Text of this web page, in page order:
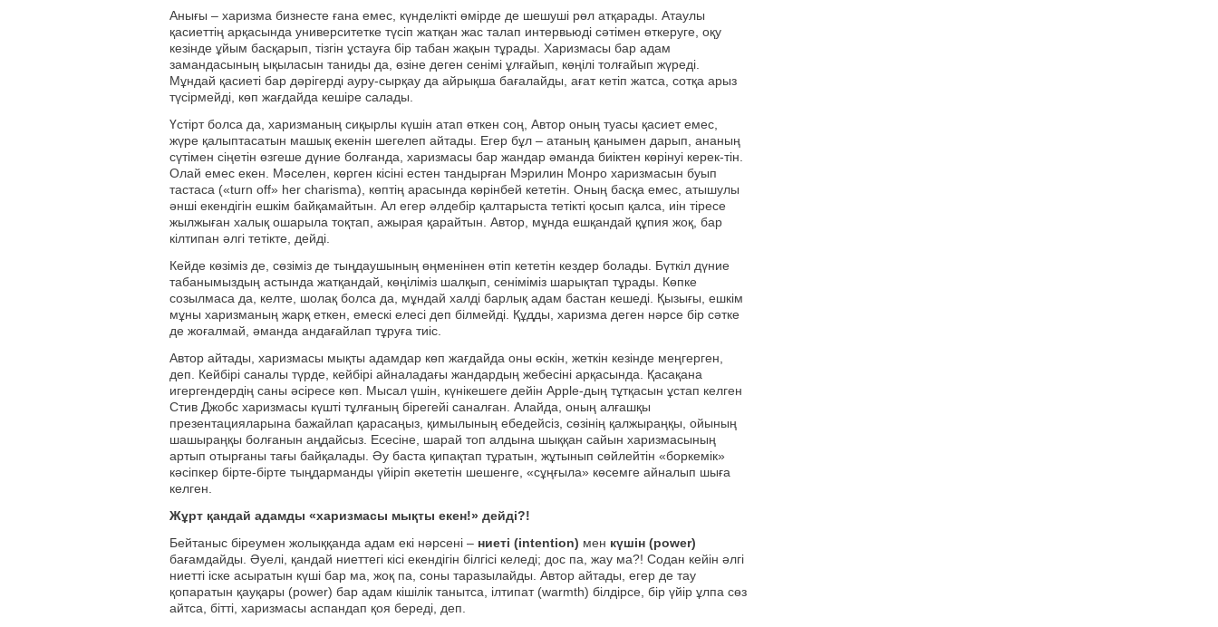
Анығы – харизма бизнесте ғана емес, күнделікті өмірде де шешуші рөл атқарады. Атаулы
қасиеттің арқасында университетке түсіп жатқан жас талап интервьюді сәтімен өткеруге, оқу
кезінде ұйым басқарып, тізгін ұстауға бір табан жақын тұрады. Харизмасы бар адам
замандасының ықыласын таниды да, өзіне деген сенімі ұлғайып, көңілі толғайып жүреді.
Мұндай қасиеті бар дәрігерді ауру-сырқау да айрықша бағалайды, ағат кетіп жатса, сотқа арыз
түсірмейді, көп жағдайда кешіре салады.
Үстірт болса да, харизманың сиқырлы күшін атап өткен соң, Автор оның туасы қасиет емес,
жүре қалыптасатын машық екенін шегелеп айтады. Егер бұл – атаның қанымен дарып, ананың
сүтімен сіңетін өзгеше дүние болғанда, харизмасы бар жандар әманда биіктен көрінуі керек-тін.
Олай емес екен. Мәселен, көрген кісіні естен тандырған Мэрилин Монро харизмасын буып
тастаса («turn off» her charisma), көптің арасында көрінбей кететін. Оның басқа емес, атышулы
әнші екендігін ешкім байқамайтын. Ал егер әлдебір қалтарыста тетікті қосып қалса, иін тіресе
жылжыған халық ошарыла тоқтап, ажырая қарайтын. Автор, мұнда ешқандай құпия жоқ, бар
кілтипан әлгі тетікте, дейді.
Кейде көзіміз де, сөзіміз де тыңдаушының өңменінен өтіп кететін кездер болады. Бүткіл дүние
табанымыздың астында жатқандай, көңіліміз шалқып, сеніміміз шарықтап тұрады. Көпке
созылмаса да, келте, шолақ болса да, мұндай халді барлық адам бастан кешеді. Қызығы, ешкім
мұны харизманың жарқ еткен, емескі елесі деп білмейді. Құдды, харизма деген нәрсе бір сәтке
де жоғалмай, әманда андағайлап тұруға тиіс.
Автор айтады, харизмасы мықты адамдар көп жағдайда оны өскін, жеткін кезінде меңгерген,
деп. Кейбірі саналы түрде, кейбірі айналадағы жандардың жебесіні арқасында. Қасақана
игергендердің саны әсіресе көп. Мысал үшін, күнікешеге дейін Apple-дың тұтқасын ұстап келген
Стив Джобс харизмасы күшті тұлғаның бірегейі саналған. Алайда, оның алғашқы
презентацияларына бажайлап қарасаңыз, қимылының ебедейсіз, сөзінің қалжыраңқы, ойының
шашыраңқы болғанын аңдайсыз. Есесіне, шарай топ алдына шыққан сайын харизмасының
артып отырғаны тағы байқалады. Әу баста қипақтап тұратын, жұтынып сөйлейтін «боркемік»
кәсіпкер бірте-бірте тыңдарманды үйіріп әкететін шешенге, «сұңғыла» көсемге айналып шыға
келген.
Жұрт қандай адамды «харизмасы мықты екен!» дейді?!
Бейтаныс біреумен жолыққанда адам екі нәрсені – ниеті (intention) мен күшін (power)
бағамдайды. Әуелі, қандай ниеттегі кісі екендігін білгісі келеді; дос па, жау ма?! Содан кейін әлгі
ниетті іске асыратын күші бар ма, жоқ па, соны таразылайды. Автор айтады, егер де тау
қопаратын қауқары (power) бар адам кішілік танытса, ілтипат (warmth) білдірсе, бір үйір ұлпа сөз
айтса, бітті, харизмасы аспандап қоя береді, деп.